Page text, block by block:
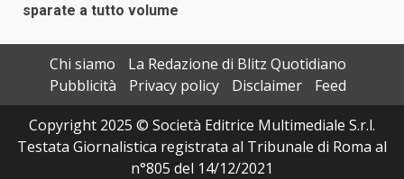
sparate a tutto volume
Chi siamo
La Redazione di Blitz Quotidiano
Pubblicità
Privacy policy Disclaimer
Feed
Copyright 2025 © Società Editrice Multimediale S.r.l.
Testata Giornalistica registrata al Tribunale di Roma al
n°805 del 14/12/2021